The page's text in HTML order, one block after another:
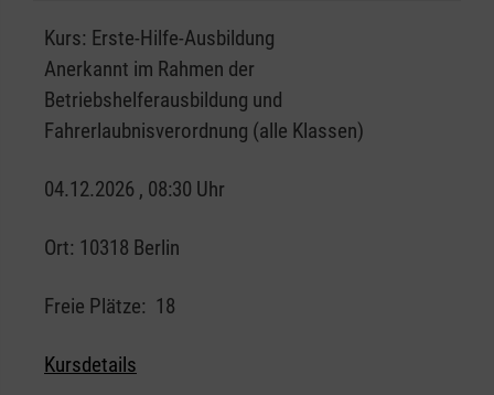
Kurs: Erste-Hilfe-Ausbildung
Anerkannt im Rahmen der
Betriebshelferausbildung und
Fahrerlaubnisverordnung (alle Klassen)
04.12.2026 , 08:30 Uhr
Ort: 10318 Berlin
Freie Plätze: 18
Kursdetails